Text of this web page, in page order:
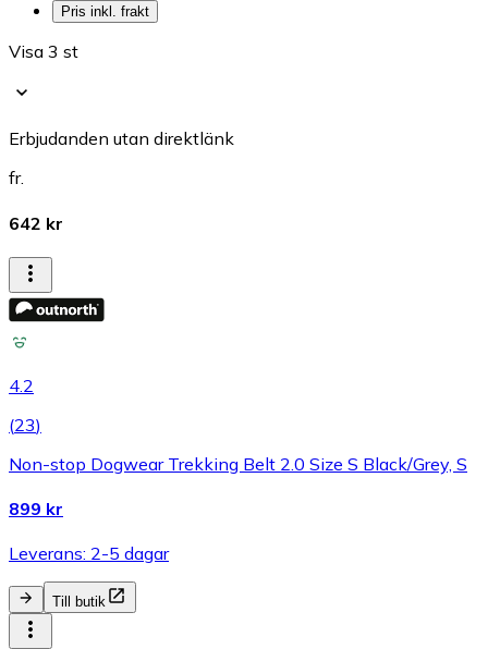
Pris inkl. frakt
Visa 3 st
Erbjudanden utan direktlänk
fr.
642 kr
4.2
(23)
Non-stop Dogwear Trekking Belt 2.0 Size S Black/Grey, S
899 kr
Leverans: 2-5 dagar
Till butik